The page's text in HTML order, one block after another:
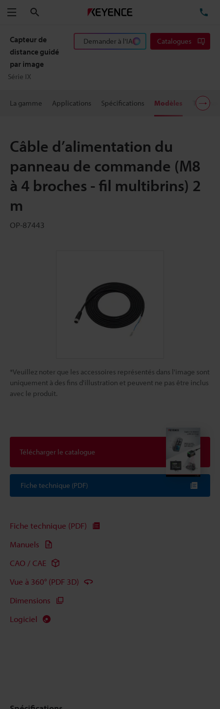
Menu
Capteur de
distance guidé
par image
Série IX
Demander à l'IA Catalogues
La gamme Applications Spécifications Modèles
Câble d’alimentation du
panneau de commande (M8
à 4 broches - fil multibrins) 2
m
OP-87443
*Veuillez noter que les accessoires représentés dans l'image sont
uniquement à des fins d'illustration et peuvent ne pas être inclus
avec le produit.
Télécharger le catalogue
Fiche technique (PDF)
Fiche technique (PDF)
Manuels
CAO / CAE
Vue à 360° (PDF 3D)
Dimensions
Logiciel